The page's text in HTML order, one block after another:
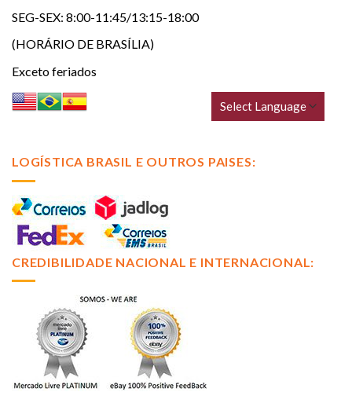
SEG-SEX: 8:00-11:45/13:15-18:00
(HORÁRIO DE BRASÍLIA)
Exceto feriados
LOGÍSTICA BRASIL E OUTROS PAISES:
CREDIBILIDADE NACIONAL E INTERNACIONAL: